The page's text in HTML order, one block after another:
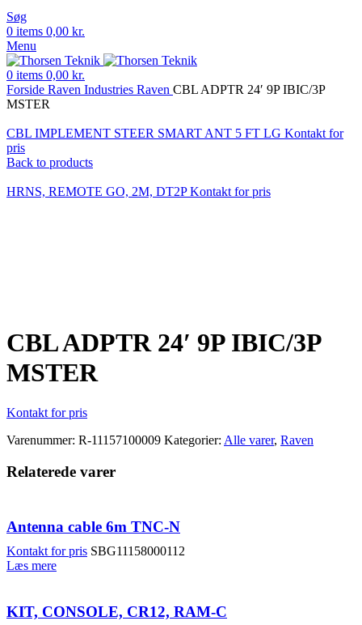
Søg
0 items 0,00 kr.
Menu
0 items 0,00 kr.
Forside Raven Industries Raven CBL ADPTR 24′ 9P IBIC/3P
MSTER
CBL IMPLEMENT STEER SMART ANT 5 FT LG Kontakt for
pris
Back to products
HRNS, REMOTE GO, 2M, DT2PKontakt for pris
CBL ADPTR 24′ 9P IBIC/3P
MSTER
Kontakt for pris
Varenummer: R-11157100009 Kategorier: Alle varer, Raven
Relaterede varer
Antenna cable 6m TNC-N
Kontakt for pris SBG11158000112
Læs mere
KIT, CONSOLE, CR12, RAM-C